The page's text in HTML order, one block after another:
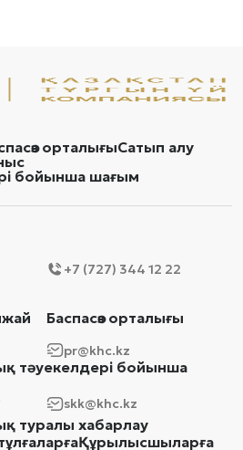
орталығыСатып алу
бойынша шағым
+7 (727) 344 12 22
Баспасөз орталығы
pr@khc.kz
тәуекелдері бойынша
skk@khc.kz
туралы хабарлау
Құрылысшыларға